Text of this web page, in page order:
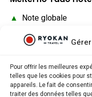
Pour offrir les meilleures
telles que les cookies pour
appareils. Le fait de
traiter des données telles
▲ Note globale
Rapport qualité/prix